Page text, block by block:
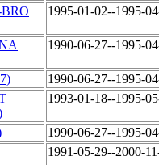
1995-01-02--1995-
1990-06-27--1995-
1990-06-27--1995-
1993-01-18--1995-
1990-06-27--1995-
1991-05-29--2000-